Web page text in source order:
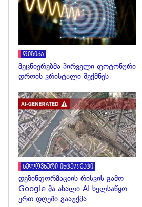
ფიზიკა
მეცნიერებმა პირველი ფოტონური
დროის კრისტალი შექმნეს
ხელოვნური ინტელექტი
დეზინფორმაციის რისკის გამო
Google-მა ახალი AI ხელსაწყო
ერთ დღეში გააუქმა